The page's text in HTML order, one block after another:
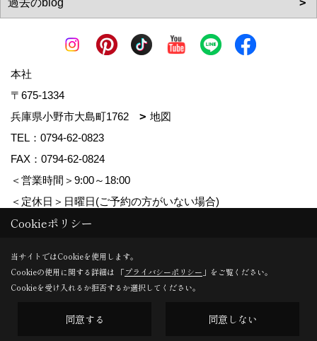
本社
〒675-1334
兵庫県小野市大島町1762
地図
TEL： 0794-62-0823
FAX：0794-62-0824
＜営業時間＞9:00～18:00
＜定休日＞日曜日(ご予約の方がいない場合)
Copyright (c) MDhomes. All Rights Reserved.
Produced byゴデスクリエイト
Cookieポリシー
当サイトではCookieを使用します。
Cookieの使用に関する詳細は 「プライバシーポリシー 」をご覧ください。
Cookieを受け入れるか拒否するか選択してください。
同意する 同意しない